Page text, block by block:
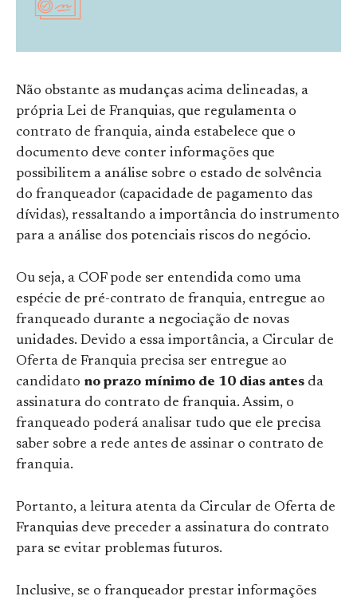
Não obstante as mudanças acima delineadas, a
própria Lei de Franquias, que regulamenta o
contrato de franquia, ainda estabelece que o
documento deve conter informações que
possibilitem a análise sobre o estado de solvência
do franqueador (capacidade de pagamento das
dívidas), ressaltando a importância do instrumento
para a análise dos potenciais riscos do negócio.
Ou seja, a COF pode ser entendida como uma
espécie de pré-contrato de franquia, entregue ao
franqueado durante a negociação de novas
unidades. Devido a essa importância, a Circular de
Oferta de Franquia precisa ser entregue ao
candidato no prazo mínimo de 10 dias antes da
assinatura do contrato de franquia. Assim, o
franqueado poderá analisar tudo que ele precisa
saber sobre a rede antes de assinar o contrato de
franquia.
Portanto, a leitura atenta da Circular de Oferta de
Franquias deve preceder a assinatura do contrato
para se evitar problemas futuros.
Inclusive, se o franqueador prestar informações